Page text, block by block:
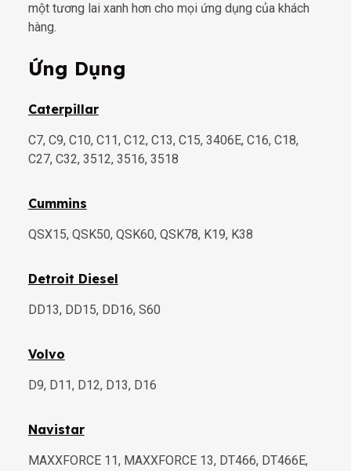
một tương lai xanh hơn cho mọi ứng dụng của khách
hàng.
Ứng Dụng
Caterpillar
C7, C9, C10, C11, C12, C13, C15, 3406E, C16, C18,
C27, C32, 3512, 3516, 3518
Cummins
QSX15, QSK50, QSK60, QSK78, K19, K38
Detroit Diesel
DD13, DD15, DD16, S60
Volvo
D9, D11, D12, D13, D16
Navistar
MAXXFORCE 11, MAXXFORCE 13, DT466, DT466E,